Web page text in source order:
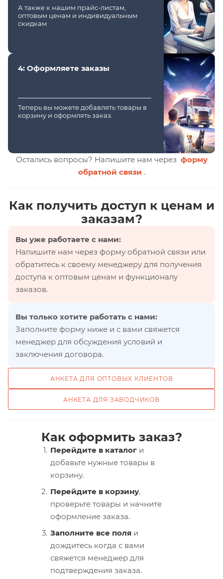
А также к нашим прайс-листам,
оптовым ценам и индивидуальным
скидкам
4: Оформляете заказы
Теперь вы можете добавлять товары в
корзину и оформлять заказ.
Остались вопросы? Напишите нам через форму
обратной связи .
Как получить доступ к ценам и
заказам?
Вы уже работаете с нами:
Напишите нам через форму обратной связи или
обратитесь к своему менеджеру для получения
доступа к оптовым ценам и функционалу
заказов.
Вы только хотите работать с нами:
Заполните форму ниже и с вами свяжется
менеджер для обсуждения условий и
заключения договора.
АНКЕТА ДЛЯ ОПТОВЫХ КЛИЕНТОВ
АНКЕТА ДЛЯ ЗАВОДЧИКОВ
Как оформить заказ?
Перейдите в каталог и
добавьте нужные товары в
корзину.
Перейдите в корзину,
проверьте товары и начните
оформление заказа.
Заполните все поля и
дождитесь когда с вами
свяжется менеджер для
подтверждения заказа.